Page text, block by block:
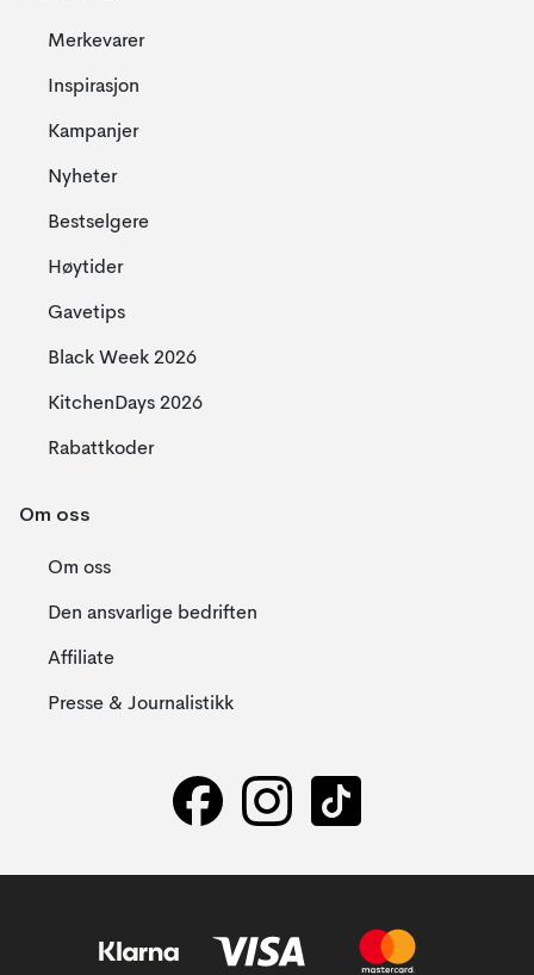
Merkevarer
Inspirasjon
Kampanjer
Nyheter
Bestselgere
Høytider
Gavetips
Black Week 2026
KitchenDays 2026
Rabattkoder
Om oss
Om oss
Den ansvarlige bedriften
Affiliate
Presse & Journalistikk